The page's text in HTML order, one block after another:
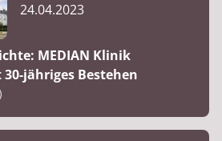
24.04.2023
MEDIAN Klinik
jähriges Bestehen